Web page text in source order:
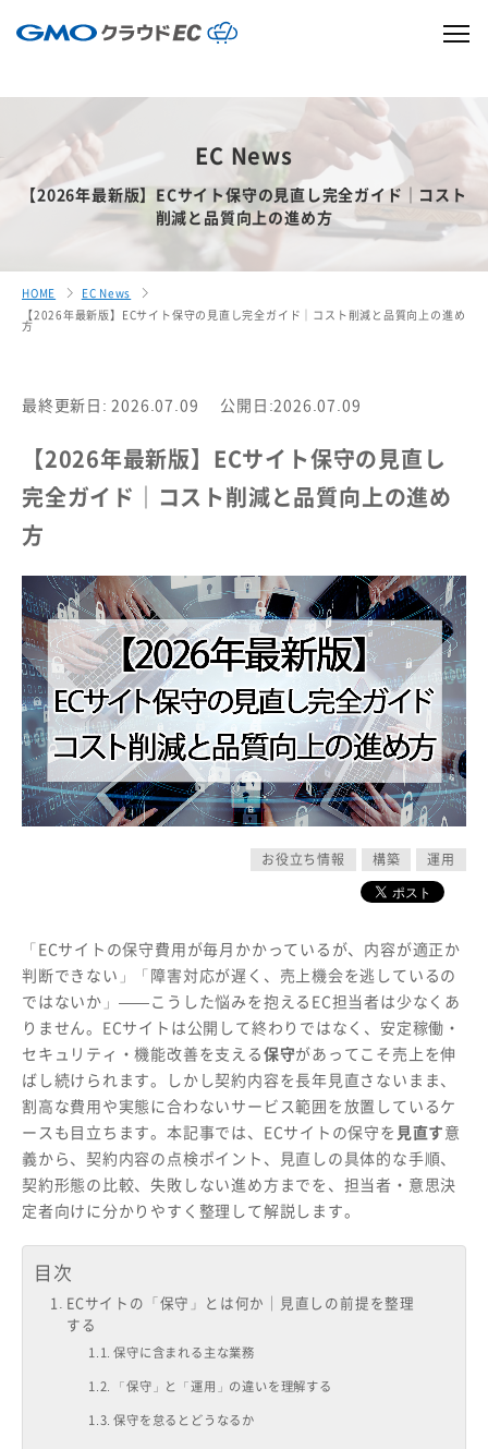
EC News
【2026年最新版】ECサイト保守の見直し完全ガイド｜コスト
削減と品質向上の進め方
HOME
EC News
【2026年最新版】ECサイト保守の見直し完全ガイド｜コスト削減と品質向上の進め
方
最終更新日: 2026.07.09 公開日:2026.07.09
【2026年最新版】ECサイト保守の見直し
完全ガイド｜コスト削減と品質向上の進め
方
お役立ち情報 構築 運用
「ECサイトの保守費用が毎月かかっているが、内容が適正か
判断できない」「障害対応が遅く、売上機会を逃しているの
ではないか」——こうした悩みを抱えるEC担当者は少なくあ
りません。ECサイトは公開して終わりではなく、安定稼働・
セキュリティ・機能改善を支える保守があってこそ売上を伸
ばし続けられます。しかし契約内容を長年見直さないまま、
割高な費用や実態に合わないサービス範囲を放置しているケ
ースも目立ちます。本記事では、ECサイトの保守を 見直す意
義から、契約内容の点検ポイント、見直しの具体的な手順、
契約形態の比較、失敗しない進め方までを、担当者・意思決
定者向けに分かりやすく整理して解説します。
目次
ECサイトの「保守」とは何か｜見直しの前提を整理
する
保守に含まれる主な業務
「保守」と「運用」の違いを理解する
保守を怠るとどうなるか